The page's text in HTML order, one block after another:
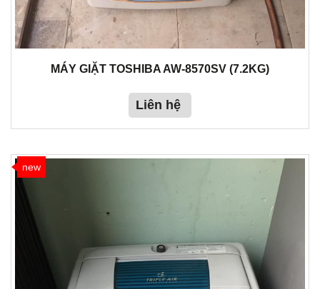
MÁY GIẶT TOSHIBA AW-8570SV (7.2KG)
Liên hệ
new